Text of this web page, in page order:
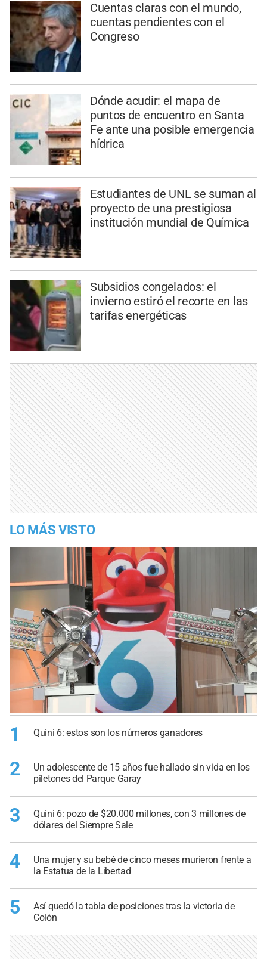
Cuentas claras con el mundo,
cuentas pendientes con el
Congreso
Dónde acudir: el mapa de
puntos de encuentro en Santa
Fe ante una posible emergencia
hídrica
Estudiantes de UNL se suman al
proyecto de una prestigiosa
institución mundial de Química
Subsidios congelados: el
invierno estiró el recorte en las
tarifas energéticas
LO MÁS VISTO
1 Quini 6: estos son los números ganadores
2
Un adolescente de 15 años fue hallado sin vida en los
piletones del Parque Garay
3
Quini 6: pozo de $20.000 millones, con 3 millones de
dólares del Siempre Sale
4
Una mujer y su bebé de cinco meses murieron frente a
la Estatua de la Libertad
5
Así quedó la tabla de posiciones tras la victoria de
Colón